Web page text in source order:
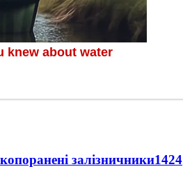
залізничники1424